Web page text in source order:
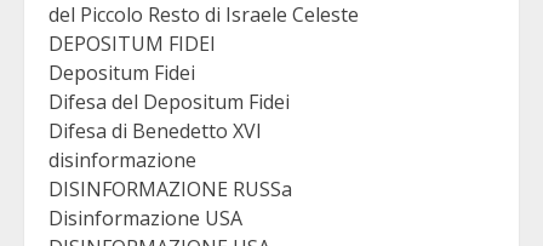
del Piccolo Resto di Israele Celeste
DEPOSITUM FIDEI
Depositum Fidei
Difesa del Depositum Fidei
Difesa di Benedetto XVI
disinformazione
DISINFORMAZIONE RUSSa
Disinformazione USA